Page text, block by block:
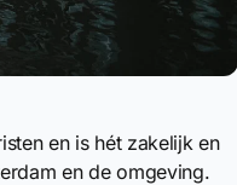
en is hét zakelijk en
en de omgeving.